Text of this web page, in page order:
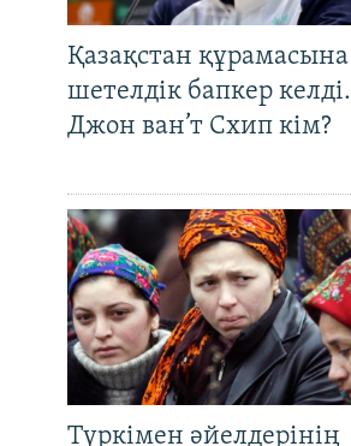
Қазақстан құрамасына
шетелдік бапкер келді.
Джон ван’т Схип кім?
Түркімен әйелдерінің